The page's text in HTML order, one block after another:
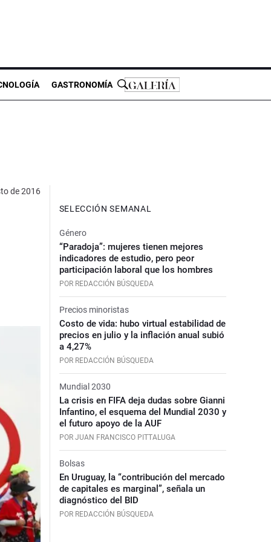
GASTRONOMÍA
de 2016
SELECCIÓN SEMANAL
Género
“Paradoja”: mujeres tienen mejores
indicadores de estudio, pero peor
participación laboral que los hombres
POR REDACCIÓN BÚSQUEDA
Precios minoristas
Costo de vida: hubo virtual estabilidad de
precios en julio y la inflación anual subió
a 4,27%
POR REDACCIÓN BÚSQUEDA
Mundial 2030
La crisis en FIFA deja dudas sobre Gianni
Infantino, el esquema del Mundial 2030 y
el futuro apoyo de la AUF
POR JUAN FRANCISCO PITTALUGA
Bolsas
En Uruguay, la “contribución del mercado
de capitales es marginal”, señala un
diagnóstico del BID
POR REDACCIÓN BÚSQUEDA